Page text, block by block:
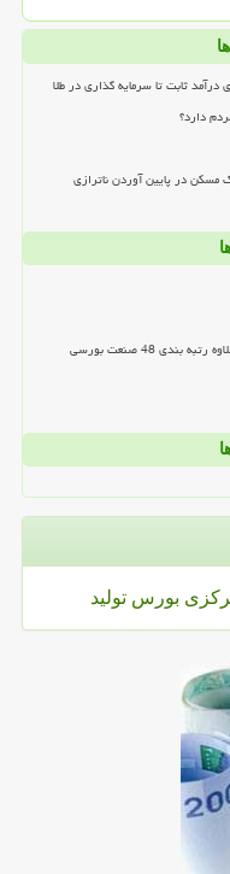
ثابت تا سرمایه گذاری در طلا
در پایین آوردن ناترازی
48 صنعت بورسی
بورس تولید